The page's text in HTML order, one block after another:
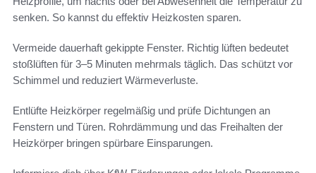
senken. So kannst du effektiv Heizkosten sparen.
Vermeide dauerhaft gekippte Fenster. Richtig lüften bedeutet
stoßlüften für 3–5 Minuten mehrmals täglich. Das schützt vor
Schimmel und reduziert Wärmeverluste.
Entlüfte Heizkörper regelmäßig und prüfe Dichtungen an
Fenstern und Türen. Rohrdämmung und das Freihalten der
Heizkörper bringen spürbare Einsparungen.